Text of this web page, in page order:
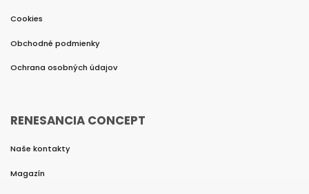
Cookies
Obchodné podmienky
Ochrana osobných údajov
RENESANCIA CONCEPT
Naše kontakty
Magazín